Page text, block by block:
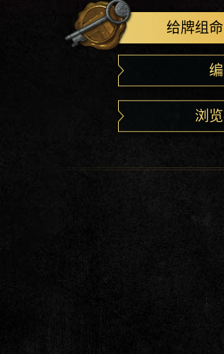
给牌组
浏